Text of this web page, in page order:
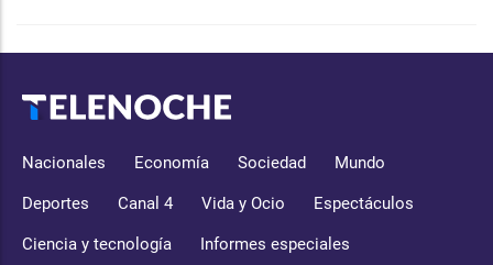
Nacionales Economía Sociedad Mundo
Deportes Canal 4 Vida y Ocio Espectáculos
Ciencia y tecnología Informes especiales